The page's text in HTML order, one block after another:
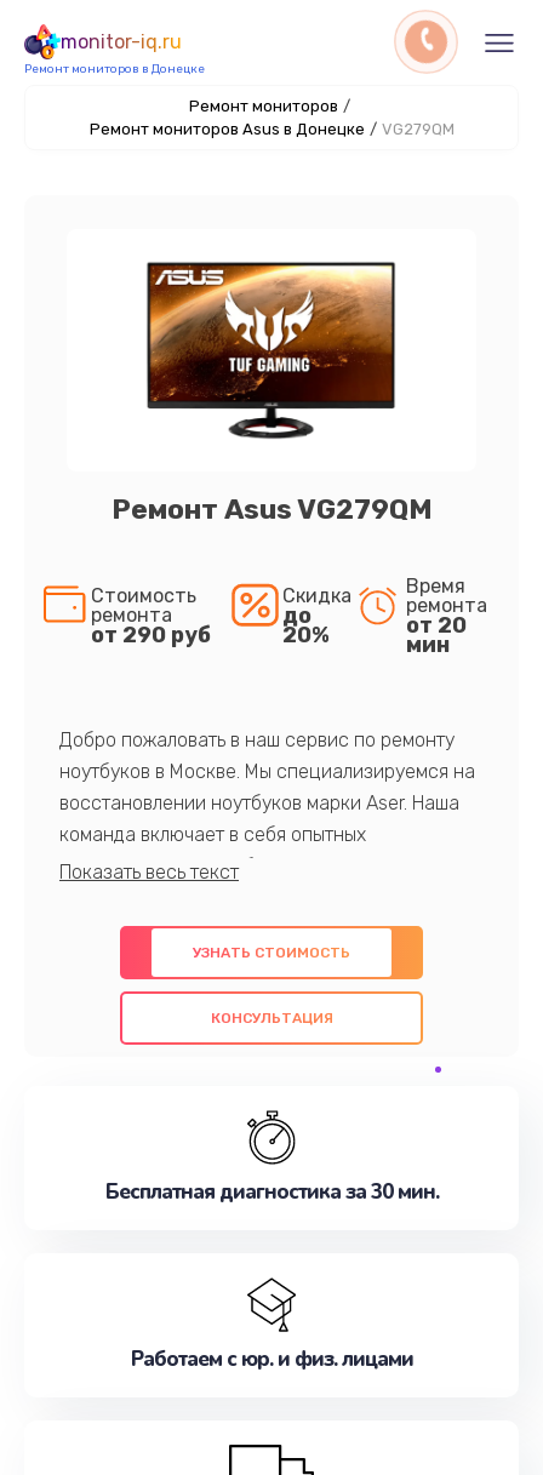
monitor-iq.ru
Ремонт мониторов в Донецке
Ремонт мониторов /
Ремонт мониторов Asus в Донецке / VG279QM
Ремонт Asus VG279QM
Стоимость
ремонта
от 290 руб
Скидка
до
20%
Время
ремонта
от 20
мин
Добро пожаловать в наш сервис по ремонту
ноутбуков в Москве. Мы специализируемся на
восстановлении ноутбуков марки Aser. Наша
команда включает в себя опытных
профессионалов с обширными знаниями и
предлагаем быстрый и качественный ремонт с
использованием оригинальных компонентов, а
также гарантируем качество всех
проведенных работ. Наша цель - предоставить
наилучшим образом. Не медлите записаться на
УЗНАТЬ СТОИМОСТЬ
КОНСУЛЬТАЦИЯ
Бесплатная диагностика за 30 мин.
Работаем с юр. и физ. лицами